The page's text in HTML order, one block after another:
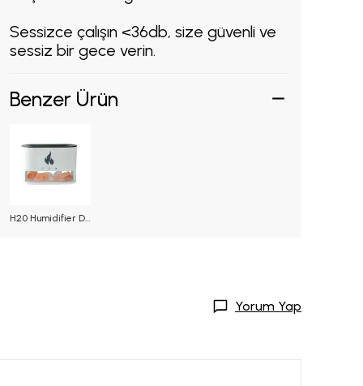
Sessizce çalışın <36db, size güvenli ve
sessiz bir gece verin.
Benzer Ürün
H20 Humidifier Doğal Kaya Tuzlu Aromaterapi Difüzörü 250 ML Beyaz
Yorum Yap